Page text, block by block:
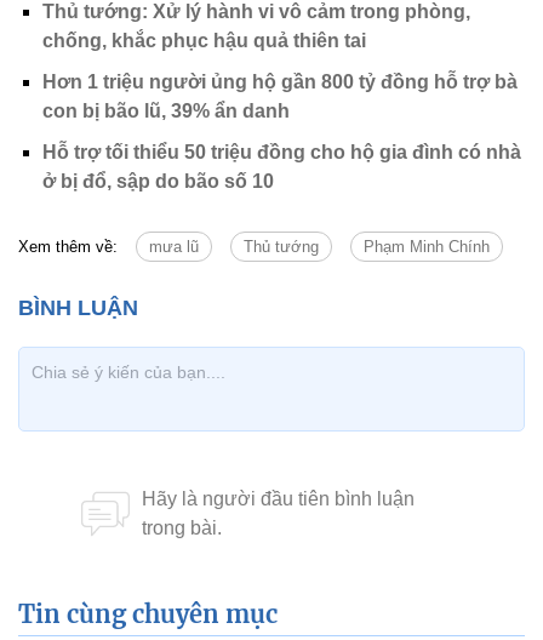
Thủ tướng: Xử lý hành vi vô cảm trong phòng,
chống, khắc phục hậu quả thiên tai
Hơn 1 triệu người ủng hộ gần 800 tỷ đồng hỗ trợ bà
con bị bão lũ, 39% ẩn danh
Hỗ trợ tối thiểu 50 triệu đồng cho hộ gia đình có nhà
ở bị đổ, sập do bão số 10
Xem thêm về: mưa lũ Thủ tướng Phạm Minh Chính
Tin cùng chuyên mục